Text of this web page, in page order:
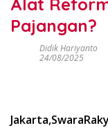
Pajangan?
Didik Hariyanto
24/08/2025